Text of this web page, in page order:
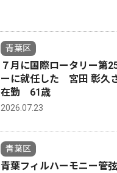
青葉区
７月に国際ロータリー第
ーに就任した 宮田 彰久
在勤 61歳
2026.07.23
青葉区
青葉フィルハーモニー管